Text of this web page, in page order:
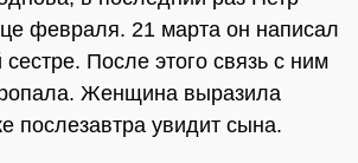
февраля. 21 марта он написал
сестре. После этого связь с ним
Женщина выразила
послезавтра увидит сына.